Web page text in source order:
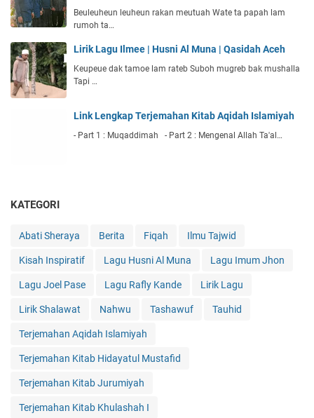
Beuleuheun leuheun rakan meutuah Wate ta papah lam
rumoh ta…
Lirik Lagu Ilmee | Husni Al Muna | Qasidah Aceh
Keupeue dak tamoe lam rateb Suboh mugreb bak mushalla
Tapi …
Link Lengkap Terjemahan Kitab Aqidah Islamiyah
- Part 1 : Muqaddimah - Part 2 : Mengenal Allah Ta'al…
KATEGORI
Abati Sheraya Berita Fiqah Ilmu Tajwid
Kisah Inspiratif Lagu Husni Al Muna Lagu Imum Jhon
Lagu Joel Pase Lagu Rafly Kande Lirik Lagu
Lirik Shalawat Nahwu Tashawuf Tauhid
Terjemahan Aqidah Islamiyah
Terjemahan Kitab Hidayatul Mustafid
Terjemahan Kitab Jurumiyah
Terjemahan Kitab Khulashah I